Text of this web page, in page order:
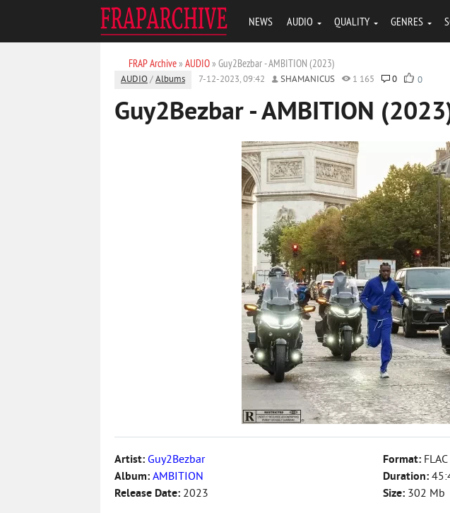
NEWS AUDIO QUALITY GENRES
FRAP Archive» AUDIO» Guy2Bezbar - AMBITION (2023)
AUDIO /Albums 7-12-2023, 09:42 SHAMANICUS 1 165 0 0
Guy2Bezbar - AMBITION
Artist: Guy2Bezbar
Album: AMBITION
Release Date: 2023
Format: FLAC
Duration:
Size: 302 Mb